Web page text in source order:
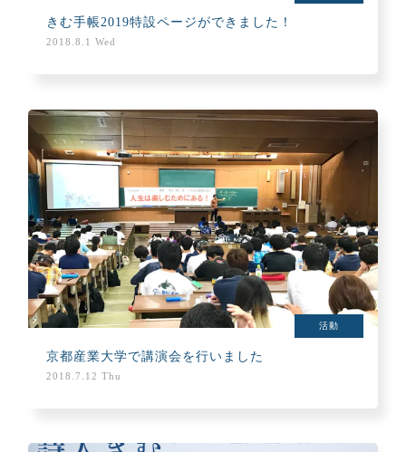
きむ手帳2019特設ページができました！
2018.8.1 Wed
活動
京都産業大学で講演会を行いました
2018.7.12 Thu